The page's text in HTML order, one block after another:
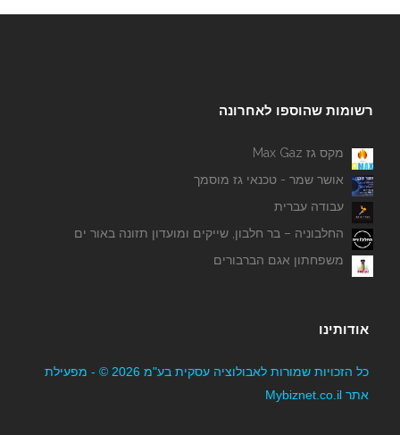
רשומות שהוספו לאחרונה
מקס גז Max Gaz
אושר שמר - טכנאי גז מוסמך
עבודה עברית
החלבוניה – בר חלבון, שייקים ומועדון תזונה באור ים
משפחתון אגם הברבורים
אודותינו
כל הזכויות שמורות לאבולוציה עסקית בע"מ 2026 © - מפעילת
אתר Mybiznet.co.il